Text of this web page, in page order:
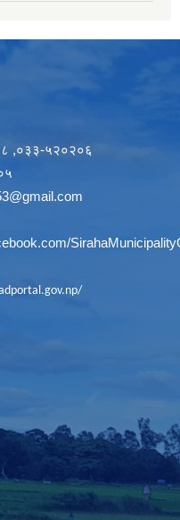
,०३३-५२०२०६